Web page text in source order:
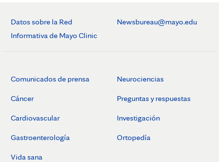
Datos sobre la Red
Informativa de Mayo Clinic
Newsbureau@mayo.edu
Comunicados de prensa
Cáncer
Cardiovascular
Gastroenterología
Vida sana
Neurociencias
Preguntas y respuestas
Investigación
Ortopedía